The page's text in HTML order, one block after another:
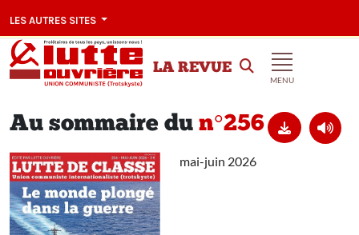
LES AUTRES SITES
LA REVUE
MENU
Au sommaire du n°256
mai-juin 2026